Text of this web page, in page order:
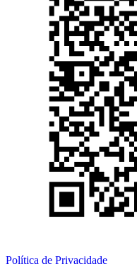
Política de Privacidade